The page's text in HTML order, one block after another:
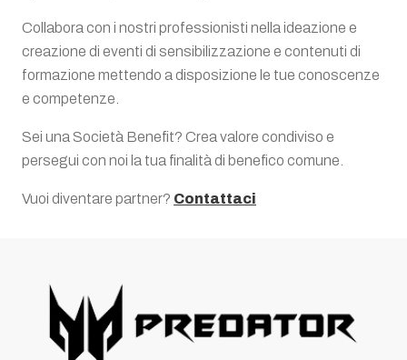
Collabora con i nostri professionisti nella ideazione e
creazione di eventi di sensibilizzazione e contenuti di
formazione mettendo a disposizione le tue conoscenze
e competenze.
Sei una Società Benefit? Crea valore condiviso e
persegui con noi la tua finalità di benefico comune.
Vuoi diventare partner? Contattaci